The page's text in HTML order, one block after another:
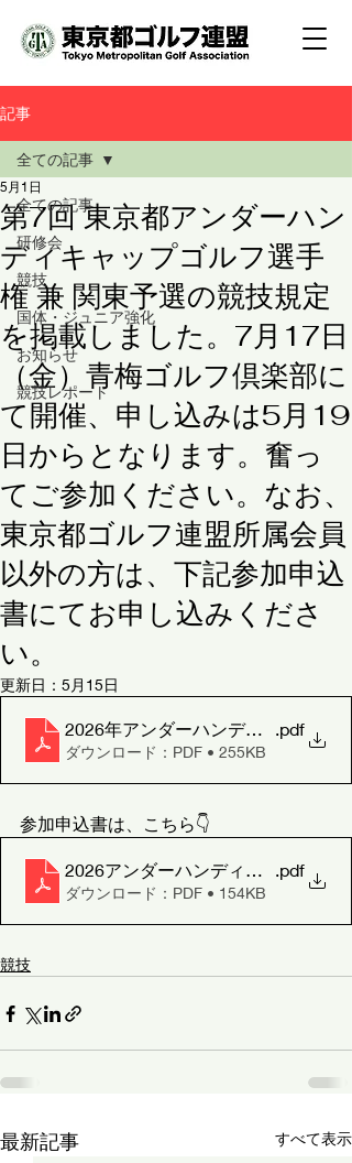
記事
全ての記事
研修会
競技
国体・ジュニア強化
お知らせ
競技レポート
全ての記事
第7回 東京都アンダーハン
ディキャップゴルフ選手
権 兼 関東予選の競技規定
を掲載しました。7月17日
（金）青梅ゴルフ倶楽部に
て開催、申し込みは5月19
日からとなります。奮っ
てご参加ください。なお、
東京都ゴルフ連盟所属会員
以外の方は、下記参加申込
書にてお申し込みくださ
い。
5月1日
更新日： 5月15日
2026年アンダーハンディキャップ
.pdf
ダウンロード：PDF • 255KB
参加申込書は、こちら👇
2026アンダーハンディキャップゴ
.pdf
ダウンロード：PDF • 154KB
競技
最新記事 すべて表示